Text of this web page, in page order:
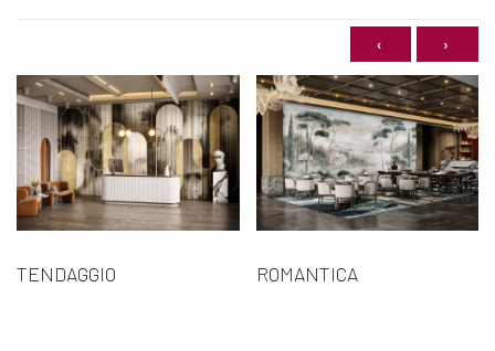
TENDAGGIO ROMANTICA
‹ ›